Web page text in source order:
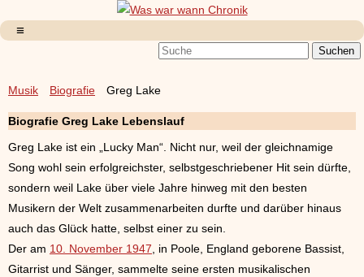
Musik Biografie Greg Lake
Biografie Greg Lake Lebenslauf
Greg Lake ist ein „Lucky Man“. Nicht nur, weil der gleichnamige
Song wohl sein erfolgreichster, selbstgeschriebener Hit sein dürfte,
sondern weil Lake über viele Jahre hinweg mit den besten
Musikern der Welt zusammenarbeiten durfte und darüber hinaus
auch das Glück hatte, selbst einer zu sein.
Der am 10. November 1947, in Poole, England geborene Bassist,
Gitarrist und Sänger, sammelte seine ersten musikalischen